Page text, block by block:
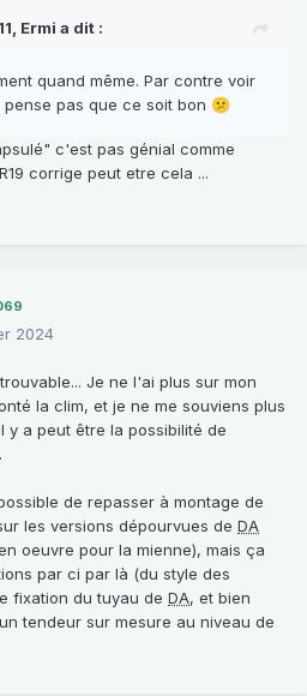
Ermi a dit :
quand même. Par contre voir
pas que ce soit bon 😕
c'est pas génial comme
corrige peut etre cela ...
2024
Je ne l'ai plus sur mon
la clim, et je ne me souviens plus
y a peut être la possibilité de
de repasser à montage de
les versions dépourvues de DA
oeuvre pour la mienne), mais ça
par ci par là (du style des
fixation du tuyau de DA, et bien
tendeur sur mesure au niveau de